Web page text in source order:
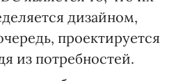
дизайном,
проектируется
из потребностей.